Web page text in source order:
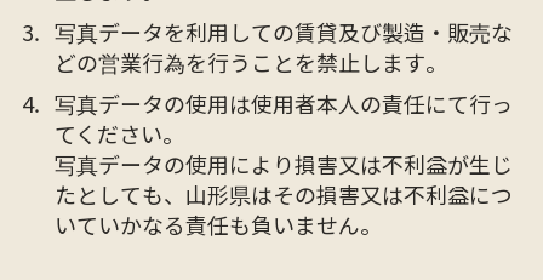
写真データを利用しての賃貸及び製造・販売な
どの営業行為を行うことを禁止します。
写真データの使用は使用者本人の責任にて行っ
てください。
写真データの使用により損害又は不利益が生じ
たとしても、山形県はその損害又は不利益につ
いていかなる責任も負いません。